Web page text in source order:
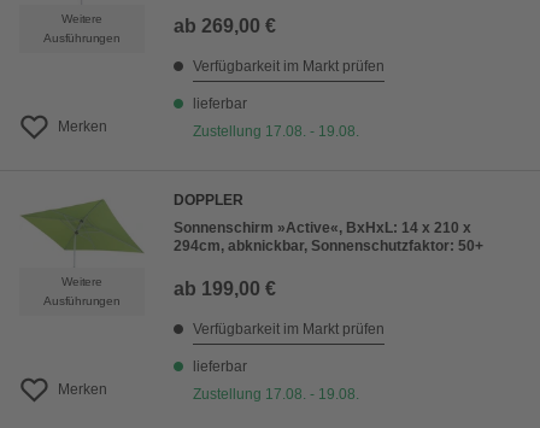
Weitere
Ausführungen
Merken
ab 269,00 €
Verfügbarkeit im Markt prüfen
lieferbar
Zustellung 17.08. - 19.08.
Weitere
Ausführungen
Merken
DOPPLER
Sonnenschirm »Active«, BxHxL: 14 x 210 x
294cm, abknickbar, Sonnenschutzfaktor: 50+
ab 199,00 €
Verfügbarkeit im Markt prüfen
lieferbar
Zustellung 17.08. - 19.08.